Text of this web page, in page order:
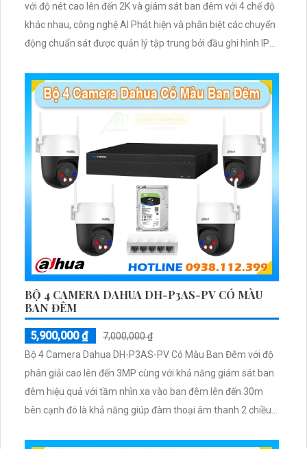
với độ nét cao lên đến 2K và giám sát ban đêm với 4 chế độ
khác nhau, công nghệ AI Phát hiện và phân biệt các chuyển
động chuẩn sát được quản lý tập trung bởi đầu ghi hình IP
BỘ 4 CAMERA DAHUA DH-P3AS-PV CÓ MÀU
BAN ĐÊM
5,900,000 ₫
7,000,000 ₫
Bộ 4 Camera Dahua DH-P3AS-PV Có Màu Ban Đêm với độ
phân giải cao lên đến 3MP cùng với khả năng giám sát ban
đêm hiệu quả với tầm nhìn xa vào ban đêm lên đến 30m
bên cạnh đó là khả năng giúp đàm thoại âm thanh 2 chiều